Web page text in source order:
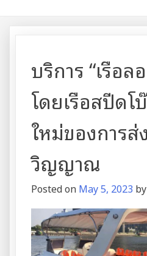
บริการ “เรือล
โดยเรือสปีดโ
ใหม่ของการส่
วิญญาณ
Posted onMay 5, 2023 by